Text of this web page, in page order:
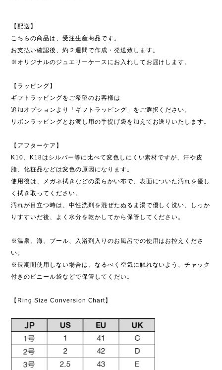
【配送】
こちらの商品は、受注生産商品です。
お支払い確認後、約２週間で作成・発送致します。
※オリジナルのジュエリーケースにお入れしてお届けします。
【ラッピング】
ギフトラッピングをご希望のお客様は
追加オプションより「ギフトラッピング」をご選択ください。
リボンラッピングとお渡し用の手提げ袋を加えてお送りいたします。
【アフターケア】
K10、K18はシルバー等に比べて変色しにくい素材ですが、汗や皮
脂、化粧品などは変色の原因になります。
使用後は、メガネ拭きなどの柔らかい布で、表面についた汚れを優し
く拭き取ってください。
汚れが目立つ時は、中性洗剤を混ぜたぬるま湯で優しく洗い、しっか
りすすいだ後、よく水分を乾かしてから保管してください。
※温泉、海、プール、入浴剤入りのお風呂での使用はお控えくださ
い。
※長期間使用しない場合は、なるべく空気に触れないよう、チャック
付きのビニール袋などで保管してくだい。
【Ring Size Conversion Chart】